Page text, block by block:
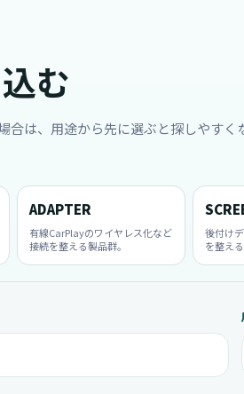
む
合は、用途から先に選ぶと探しやすく
ADAPTER
有線CarPlayのワイヤレス化など
接続を整える製品群。
後付け
を整え